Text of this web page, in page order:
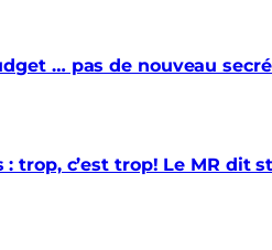
… pas de nouveau
trop, c’est trop! Le MR dit